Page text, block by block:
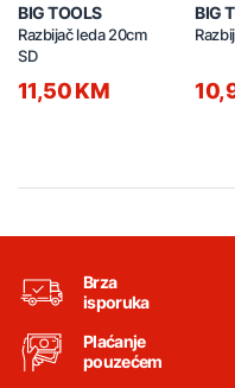
BIG TOOLS
Razbijač leda 20cm
SD
11,50 KM
BIG
Brza
isporuka
Plaćanje
pouzećem